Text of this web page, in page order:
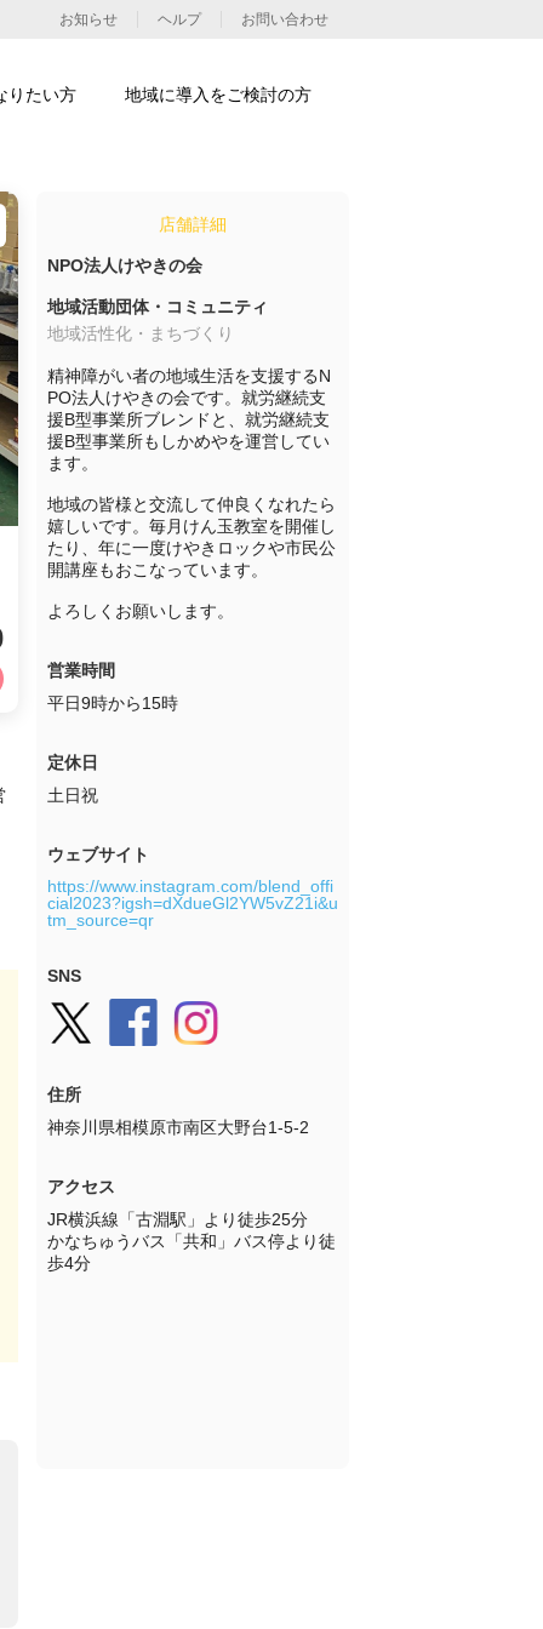
店舗詳細
NPO法人けやきの会
地域活動団体・コミュニティ
地域活性化・まちづくり
精神障がい者の地域生活を支援するN
PO法人けやきの会です。就労継続支
援B型事業所ブレンドと、就労継続支
援B型事業所もしかめやを運営してい
ます。
地域の皆様と交流して仲良くなれたら
嬉しいです。毎月けん玉教室を開催し
たり、年に一度けやきロックや市民公
開講座もおこなっています。
よろしくお願いします。
営業時間
平日9時から15時
定休日
土日祝
ウェブサイト
https://www.instagram.com/blend_offi
cial2023?igsh=dXdueGl2YW5vZ21i&u
tm_source=qr
SNS
住所
神奈川県相模原市南区大野台1-5-2
アクセス
JR横浜線「古淵駅」より徒歩25分
かなちゅうバス「共和」バス停より徒
歩4分
お知らせ ヘルプ お問い合わせ
りたい方 地域に導入をご検討の方